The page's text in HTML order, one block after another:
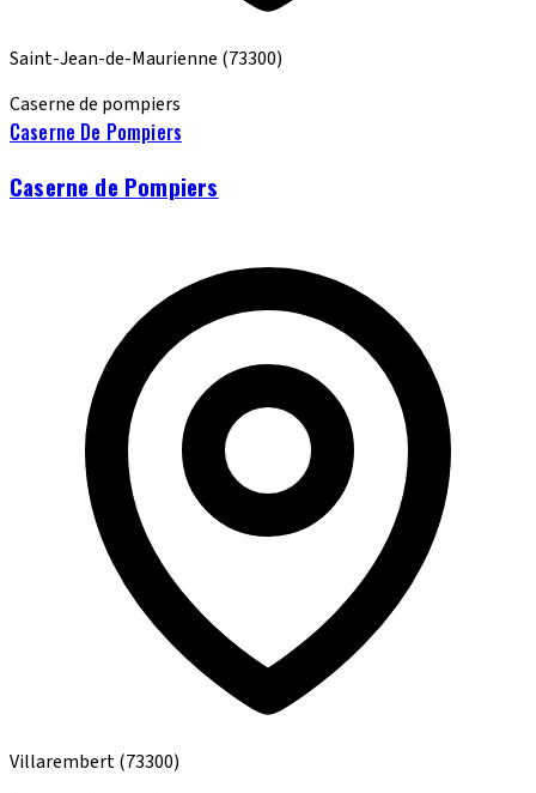
Saint-Jean-de-Maurienne (73300)
Caserne de pompiers
Caserne De Pompiers
Caserne de Pompiers
Villarembert(73300)